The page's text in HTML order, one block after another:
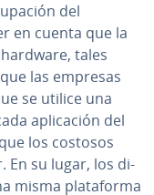
del
en cuenta que la
tales
las empresas
se utilice una
apli­ca­ción del
los costosos
En su lugar, los di­
misma pla­ta­fo­r­ma